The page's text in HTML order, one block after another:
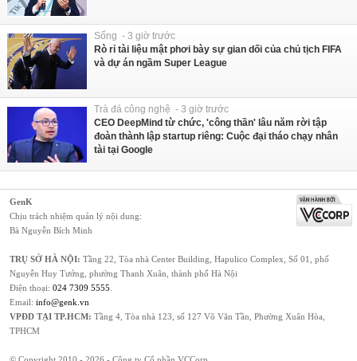
Sống - 3 giờ trước
Rò rỉ tài liệu mật phơi bày sự gian dối của chủ tịch FIFA
và dự án ngầm Super League
Trà đá công nghệ - 3 giờ trước
CEO DeepMind từ chức, 'công thần' lâu năm rời tập
đoàn thành lập startup riêng: Cuộc đại tháo chạy nhân
tài tại Google
GenK
Chịu trách nhiệm quản lý nội dung:
Bà Nguyễn Bích Minh
TRỤ SỞ HÀ NỘI: Tầng 22, Tòa nhà Center Building, Hapulico Complex, Số 01, phố
Nguyễn Huy Tưởng, phường Thanh Xuân, thành phố Hà Nội
Điện thoại: 024 7309 5555
Email: info@genk.vn
VPĐD TẠI TP.HCM: Tầng 4, Tòa nhà 123, số 127 Võ Văn Tần, Phường Xuân Hòa,
TPHCM